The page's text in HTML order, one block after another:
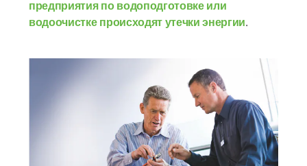
предприятия по водоподготовке или
водоочистке происходят утечки энергии.